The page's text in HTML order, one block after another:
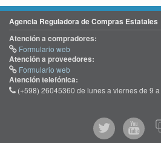
Agencia Reguladora de Compras Estatales
Atención a compradores:
Formulario web
Atención a proveedores:
Formulario web
Atención telefónica:
(+598) 26045360 de lunes a viernes de 9 a